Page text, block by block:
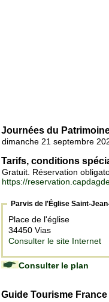
Journées du
dimanche 21 septembre
Tarifs, conditions
Gratuit. Réservation
https://
Parvis de l'Église Saint-
Place de l'église
34450 Vias
Consulter le site Internet
Consulter le plan
Guide Tourisme France